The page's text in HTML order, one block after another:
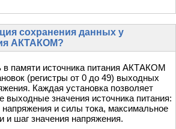
сохранения данных у
АКТАКОМ?
в памяти источника питания АКТАКОМ
(регистры от 0 до 49) выходных
Каждая установка позволяет
выходные значения источника питания:
напряжения и силы тока, максимальное
и шаг значения напряжения.